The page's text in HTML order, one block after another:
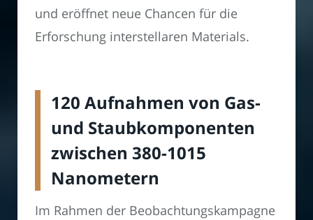
und eröffnet neue Chancen für die
Erforschung interstellaren Materials.
120 Aufnahmen von Gas-
und Staubkomponenten
zwischen 380-1015
Nanometern
Im Rahmen der Beobachtungskampagne